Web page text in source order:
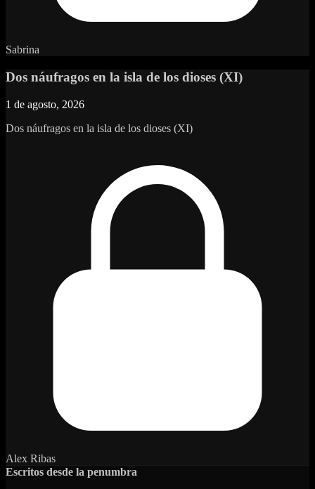
Sabrina
Dos náufragos en la isla de los dioses (XI)
1 de agosto, 2026
Dos náufragos en la isla de los dioses (XI)
Alex Ribas
Escritos desde la penumbra